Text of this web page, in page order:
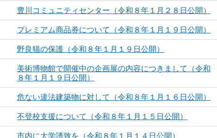
豊川コミュニティセンター（令和８年１月２８日公開）
プレミアム商品券について（令和８年１月１９日公開）
野良猫の保護（令和８年１月１９日公開）
美術博物館で開催中の企画展の内容につきまして（令和
８年１月１９日公開）
危ない違法建築物に対して（令和８年１月１６日公開）
不登校支援について（令和８年１月１５日公開）
市内に大学誘致を（令和８年１月１４日公開）